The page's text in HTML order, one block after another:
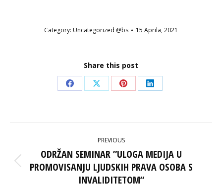
Category: Uncategorized @bs 15 Aprila, 2021
Share this post
Share
Facebook
Share
X
Share
Pinterest
Share
LinkedIn
NAVIGATION
PREVIOUS
Previous
post:
ODRŽAN SEMINAR ”ULOGA MEDIJA U
PROMOVISANJU LJUDSKIH PRAVA OSOBA S
INVALIDITETOM”